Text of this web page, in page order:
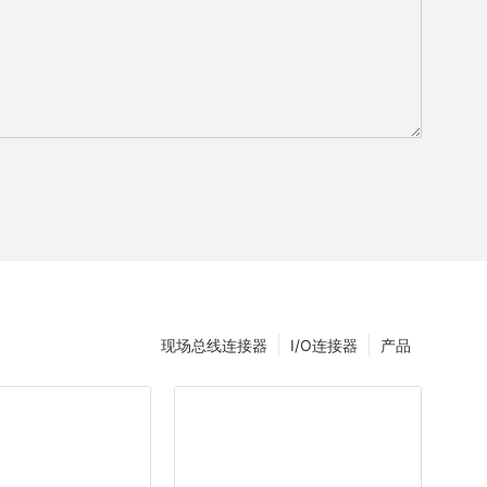
产品
I/O连接器
现场总线连接器